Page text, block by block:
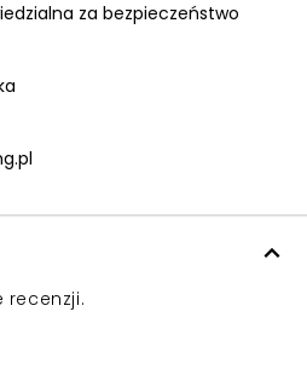
za bezpieczeństwo
recenzji.